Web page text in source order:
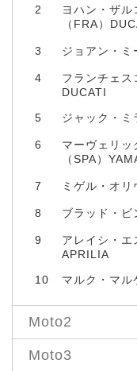
2
ヨハン・ザル
（FRA）
3 ジョアン・ミ
4
フランチェス
DUCATI
5 ジャック・ミ
6
マーヴェリッ
（SPA）
7 ミゲル・オ
8 ブラッド・ビ
9
アレイシ・エ
APRILIA
10 マルク・マル
Moto2
Moto3